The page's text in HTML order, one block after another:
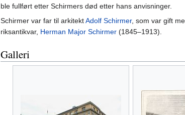
ble fullført etter Schirmers død etter hans anvisninger.
Schirmer var far til arkitektAdolf Schirmer, som var gift
riksantikvar, Herman Major Schirmer (1845–1913).
Galleri